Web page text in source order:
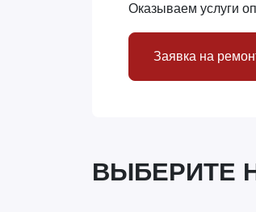
Оказываем услуги
Заявка на
ВЫБЕРИТЕ